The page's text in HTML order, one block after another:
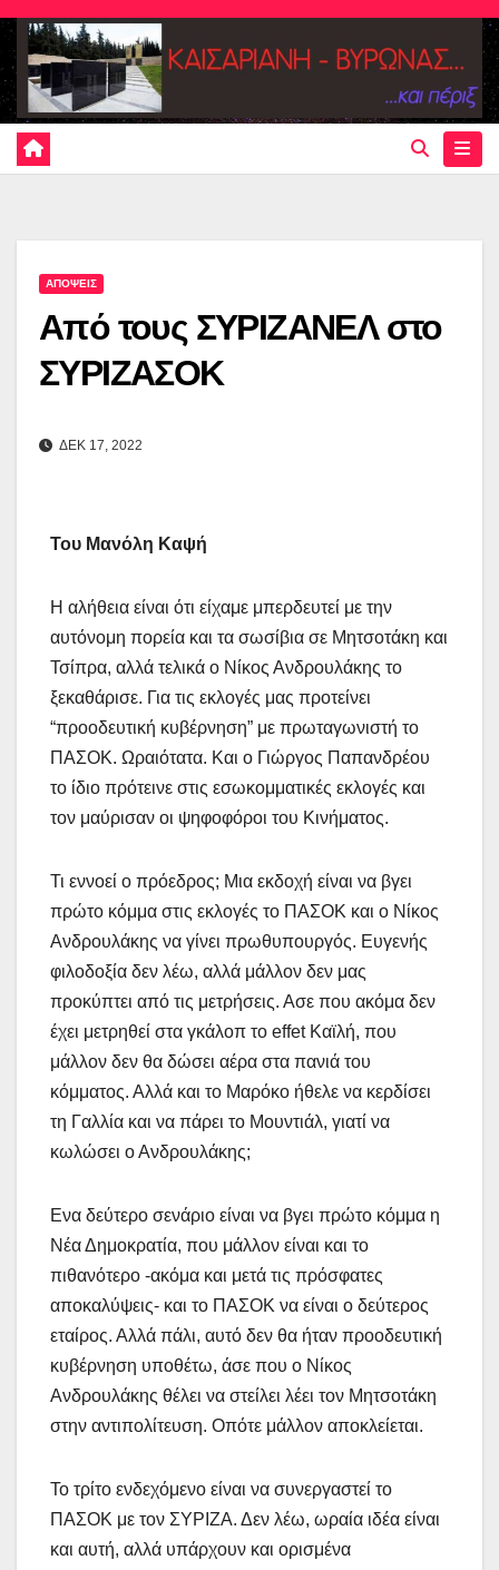
Skip
content
ΑΠΟΨΕΙΣ
Από τους ΣΥΡΙΖΑΝΕΛ στο
ΣΥΡΙΖΑΣΟΚ
ΔΕΚ 17, 2022
Του Μανόλη Καψή
Η αλήθεια είναι ότι είχαμε μπερδευτεί με την
αυτόνομη πορεία και τα σωσίβια σε Μητσοτάκη και
Τσίπρα, αλλά τελικά ο Νίκος Ανδρουλάκης το
ξεκαθάρισε. Για τις εκλογές μας προτείνει
“προοδευτική κυβέρνηση” με πρωταγωνιστή το
ΠΑΣΟΚ. Ωραιότατα. Και ο Γιώργος Παπανδρέου
το ίδιο πρότεινε στις εσωκομματικές εκλογές και
τον μαύρισαν οι ψηφοφόροι του Κινήματος.
Τι εννοεί ο πρόεδρος; Μια εκδοχή είναι να βγει
πρώτο κόμμα στις εκλογές το ΠΑΣΟΚ και ο Νίκος
Ανδρουλάκης να γίνει πρωθυπουργός. Ευγενής
φιλοδοξία δεν λέω, αλλά μάλλον δεν μας
προκύπτει από τις μετρήσεις. Ασε που ακόμα δεν
έχει μετρηθεί στα γκάλοπ το effet Καϊλή, που
μάλλον δεν θα δώσει αέρα στα πανιά του
κόμματος. Αλλά και το Μαρόκο ήθελε να κερδίσει
τη Γαλλία και να πάρει το Μουντιάλ, γιατί να
κωλώσει ο Ανδρουλάκης;
Ενα δεύτερο σενάριο είναι να βγει πρώτο κόμμα η
Νέα Δημοκρατία, που μάλλον είναι και το
πιθανότερο -ακόμα και μετά τις πρόσφατες
αποκαλύψεις- και το ΠΑΣΟΚ να είναι ο δεύτερος
εταίρος. Αλλά πάλι, αυτό δεν θα ήταν προοδευτική
κυβέρνηση υποθέτω, άσε που ο Νίκος
Ανδρουλάκης θέλει να στείλει λέει τον Μητσοτάκη
στην αντιπολίτευση. Οπότε μάλλον αποκλείεται.
Το τρίτο ενδεχόμενο είναι να συνεργαστεί το
ΠΑΣΟΚ με τον ΣΥΡΙΖΑ. Δεν λέω, ωραία ιδέα είναι
και αυτή, αλλά υπάρχουν και ορισμένα